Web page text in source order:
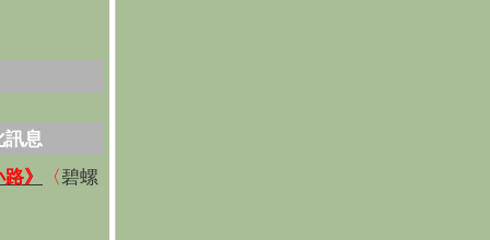
訊息
》 〈碧螺